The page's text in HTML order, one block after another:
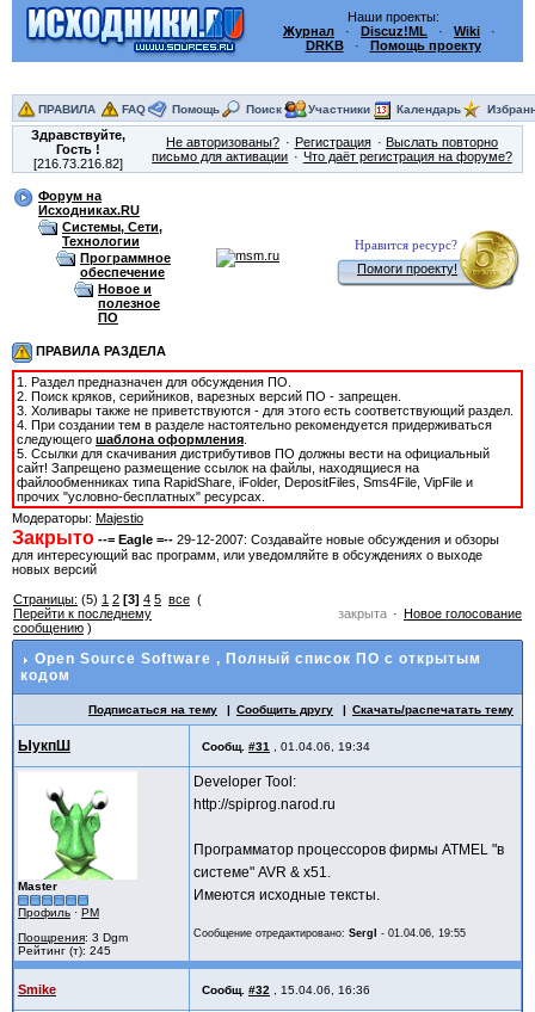
Наши проекты:
Журнал · Discuz!ML · Wiki ·
DRKB· Помощь проекту
ПРАВИЛА FAQ Помощь Поиск Участники Календарь
Здравствуйте,
Гость!
[216.73.216.82]
Не авторизованы? Регистрация
Выслать повторно
письмо для активации
Что даёт регистрация на форуме?
Форум на
Исходниках.RU
Системы, Сети,
Технологии
Программное
обеспечение
Новое и
полезное
ПО
Нравится ресурс?
Помоги проекту!
ПРАВИЛА РАЗДЕЛА
1. Раздел предназначен для обсуждения ПО.
2. Поиск кряков, серийников, варезных версий ПО - запрещен.
3. Холивары также не приветствуются - для этого есть соответствующий раздел.
4. При создании тем в разделе настоятельно рекомендуется придерживаться
следующего шаблона оформления
5. Ссылки для скачивания дистрибутивов ПО должны вести на официальный
сайт! Запрещено размещение ссылок на файлы, находящиеся на
файлообменниках типа RapidShare, iFolder, DepositFiles, Sms4File, VipFile и
прочих "условно-бесплатных" ресурсах.
Модераторы: Majestio
Закрыто --= Eagle =-- 29-12-2007: Создавайте новые обсуждения и обзоры
для интересующий вас программ, или уведомляйте в обсуждениях о выходе
новых версий
Страницы: (5) 1 2 [3] 4 5 все (
Перейти к последнему
сообщению )
закрыта Новое голосование
Open Source Software , Полный список ПО с открытым
кодом
Подписаться на тему Сообщить другу Скачать/распечатать тему
ЫукпШ Сообщ. #31 01.04.06, 19:34
Master
Профиль · PM
Поощрения: 3 Dgm
Рейтинг (т): 245
Developer Tool:
http://spiprog.narod.ru
Программатор процессоров фирмы ATMEL "в
системе" AVR & x51.
Имеются исходные тексты.
Сообщение отредактировано: SergI - 01.04.06, 19:55
Smike Сообщ. #32 15.04.06, 16:36